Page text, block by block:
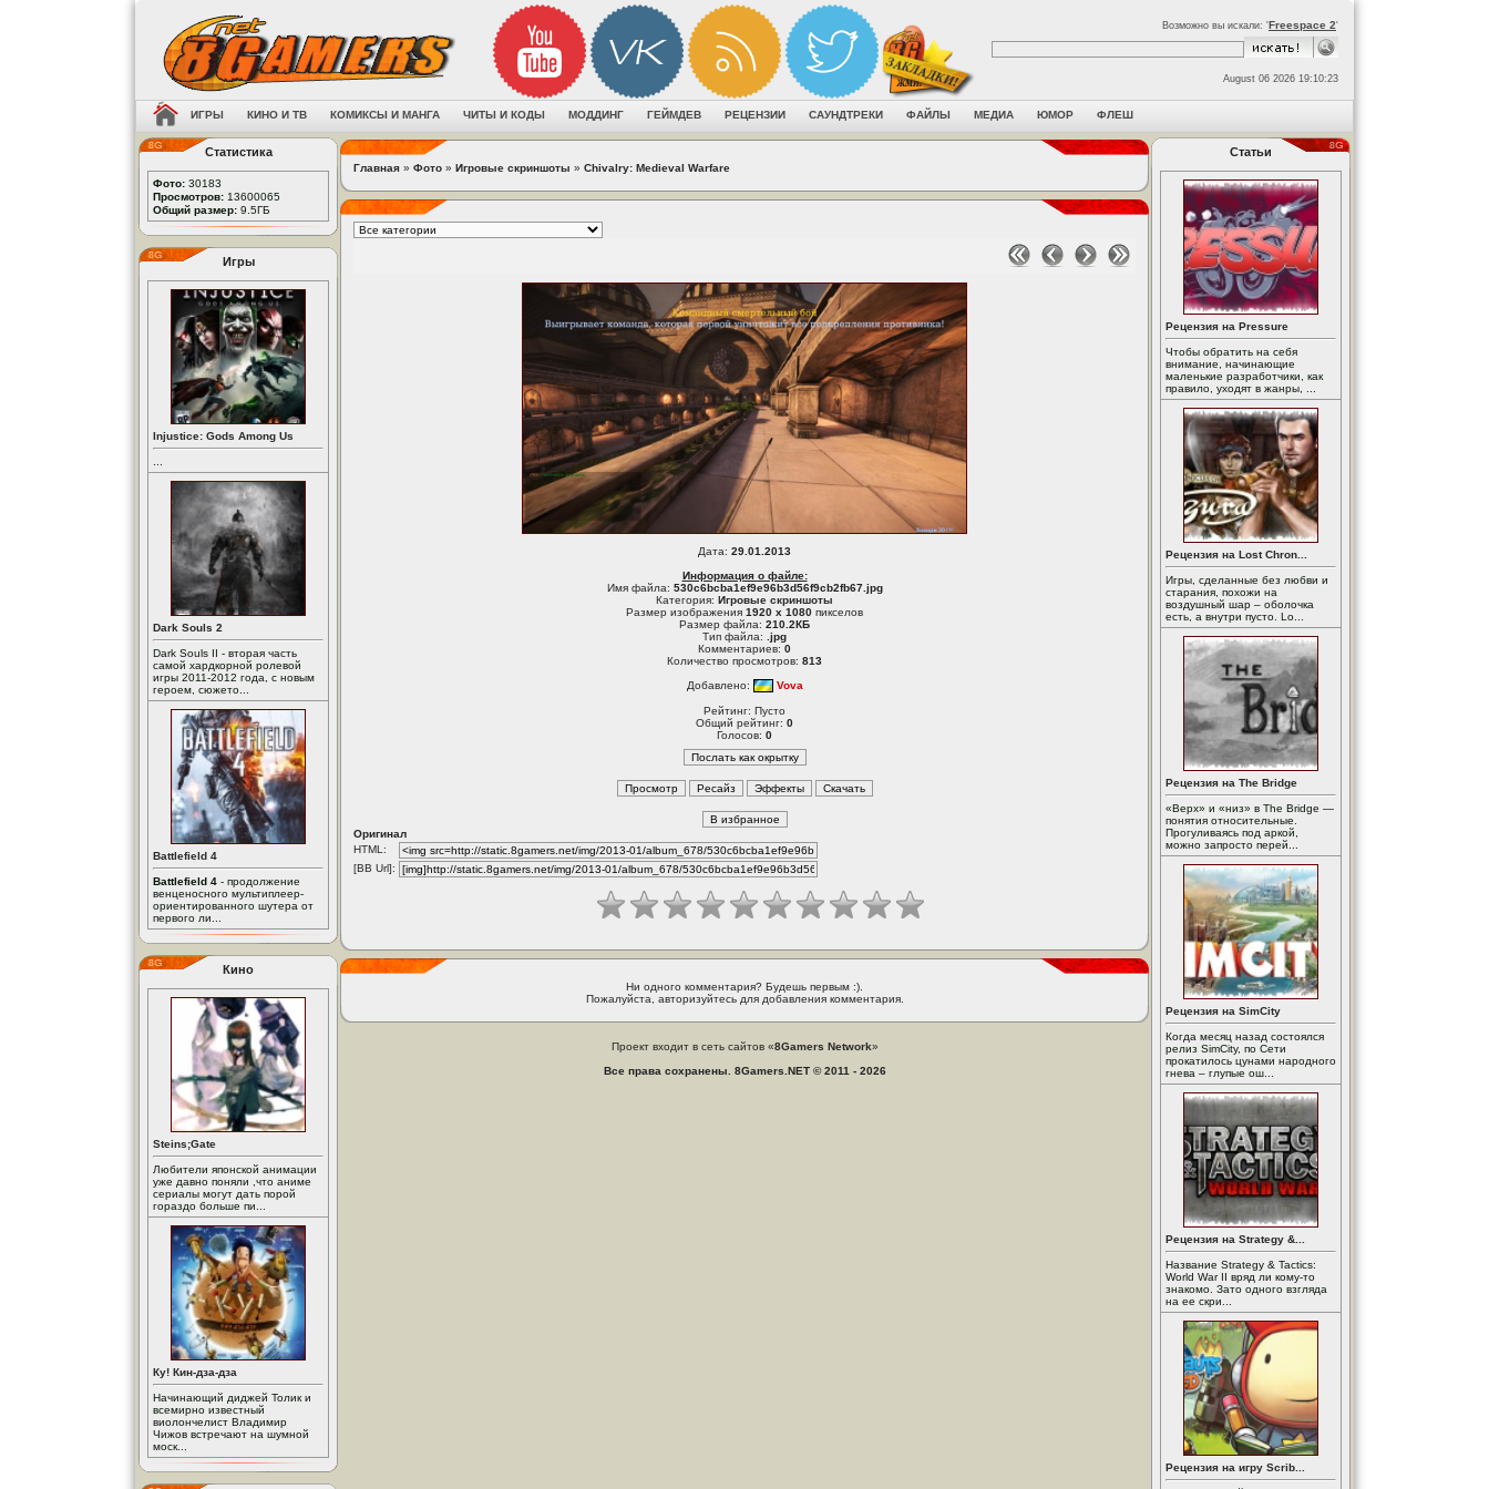
Возможно вы искали: 'Freespace 2'
August 06 2026 19:10:23
ИГРЫ КИНО И ТВ КОМИКСЫ И МАНГА ЧИТЫ И КОДЫ МОДДИНГ ГЕЙМДЕВ РЕЦЕНЗИИ САУНДТРЕКИ ФАЙЛЫ МЕДИА ЮМОР ФЛЕШ
Статистика
Фото: 30183
Просмотров: 13600065
Общий размер: 9.5ГБ
Игры
Injustice: Gods Among Us
Dark Souls 2
Dark Souls II - вторая часть
самой хардкорной ролевой
игры 2011-2012 года, с новым
героем, сюжето...
Battlefield 4
Battlefield 4 - продолжение
венценосного мультиплеер-
ориентированного шутера от
первого ли...
Кино
Steins;Gate
Любители японской анимации
уже давно поняли ,что аниме
сериалы могут дать порой
гораздо больше пи...
Ку! Кин-дза-дза
Начинающий диджей Толик и
всемирно известный
виолончелист Владимир
Чижов встречают на шумной
моск...
Главная » Фото » Игровые скриншоты » Chivalry: Medieval Warfare
Дата: 29.01.2013
Информация о файле:
Имя файла: 530c6bcba1ef9e96b3d56f9cb2fb67.jpg
Категория: Игровые скриншоты
Размер изображения 1920 x 1080 пикселов
Размер файла: 210.2КБ
Тип файла:
.jpg
Комментариев: 0
Количество просмотров: 813
Добавлено:
Vova
Рейтинг: Пусто
Общий рейтинг: 0
Голосов: 0
Оригинал
HTML:
[BB Url]:
Ни одного комментария? Будешь первым :).
Пожалуйста, авторизуйтесь для добавления комментария.
Проект входит в сеть сайтов «8Gamers Network»
Все права сохранены. 8Gamers.NET © 2011 - 2026
Статьи
Рецензия на Pressure
Чтобы обратить на себя
внимание, начинающие
маленькие разработчики, как
правило, уходят в жанры, ...
Рецензия на Lost Chron...
Игры, сделанные без любви и
старания, похожи на
воздушный шар – оболочка
есть, а внутри пусто. Lo...
Рецензия на The Bridge
«Верх» и «низ» в The Bridge —
понятия относительные.
Прогуливаясь под аркой,
можно запросто перей...
Рецензия на SimCity
Когда месяц назад состоялся
релиз SimCity, по Сети
прокатилось цунами народного
гнева – глупые ош...
Рецензия на Strategy &...
Название Strategy & Tactics:
World War II вряд ли кому-то
знакомо. Зато одного взгляда
на ее скри...
Рецензия на игру Scrib...